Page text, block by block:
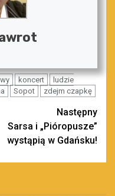
koncert
ludzie
Sopot zdejm czapkę
Następny
Sarsa i „Pióropusze”
wystąpią w Gdańsku!